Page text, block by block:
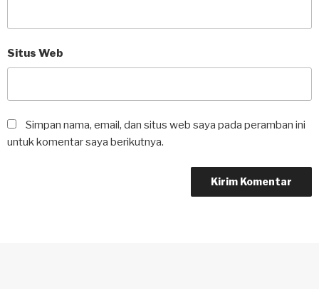
Situs Web
Simpan nama, email, dan situs web saya pada peramban ini
untuk komentar saya berikutnya.